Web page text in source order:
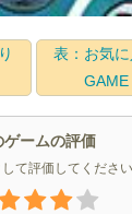
表：お気に
GAME
ゲームの評価
て評価してください